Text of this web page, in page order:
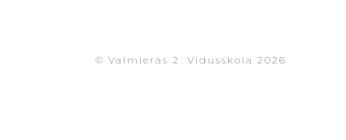
© Valmieras 2. Vidusskola 2026